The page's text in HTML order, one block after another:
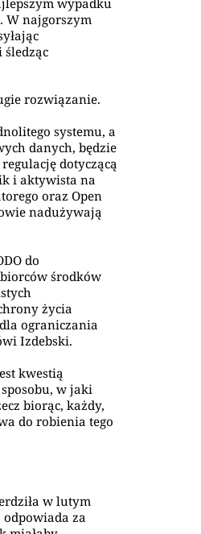
W najgorszym
śledząc
rozwiązanie.
systemu, a
danych, będzie
regulację dotyczącą
i aktywista na
oraz Open
nadużywają
do
środków
życia
ograniczania
Izdebski.
kwestią
w jaki
biorąc, każdy,
do robienia tego
w lutym
odpowiada za